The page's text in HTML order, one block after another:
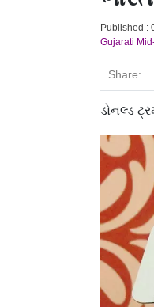
Published :
Gujarati
Share:
ડોનલ્ડ